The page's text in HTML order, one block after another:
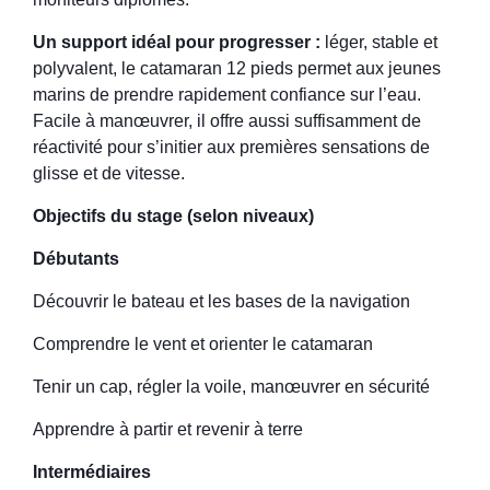
Un support idéal pour progresser : léger, stable et
polyvalent, le catamaran 12 pieds permet aux jeunes
marins de prendre rapidement confiance sur l’eau.
Facile à manœuvrer, il offre aussi suffisamment de
réactivité pour s’initier aux premières sensations de
glisse et de vitesse.
Objectifs du stage (selon niveaux)
Débutants
Découvrir le bateau et les bases de la navigation
Comprendre le vent et orienter le catamaran
Tenir un cap, régler la voile, manœuvrer en sécurité
Apprendre à partir et revenir à terre
Intermédiaires